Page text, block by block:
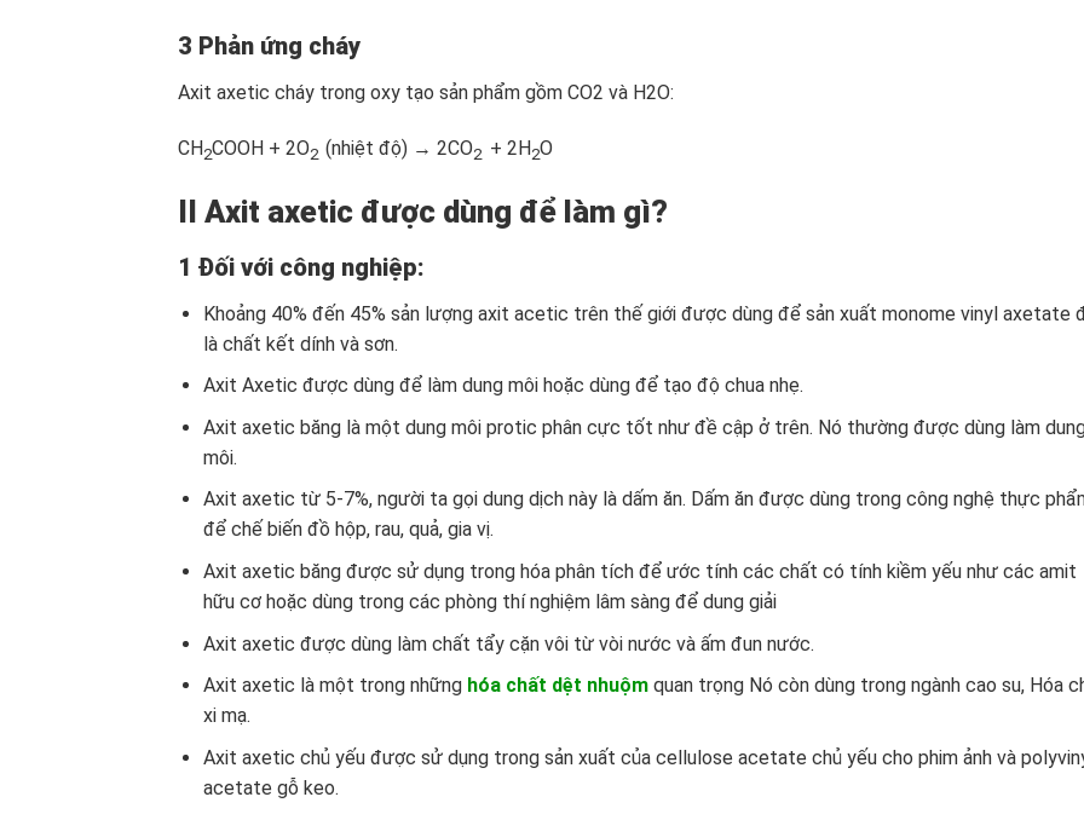
3 Phản ứng cháy
Axit axetic cháy trong oxy tạo sản phẩm gồm CO2 và H2O:
CH2COOH + 2O2 (nhiệt độ) → 2CO2 + 2H2O
II Axit axetic được dùng để làm gì?
1 Đối với công nghiệp:
Khoảng 40% đến 45% sản lượng axit acetic trên thế giới được dùng để sản xuất monome vinyl axetate
là chất kết dính và sơn.
Axit Axetic được dùng để làm dung môi hoặc dùng để tạo độ chua nhẹ.
Axit axetic băng là một dung môi protic phân cực tốt như đề cập ở trên. Nó thường được dùng làm
môi.
Axit axetic từ 5-7%, người ta gọi dung dịch này là dấm ăn. Dấm ăn được dùng trong công nghệ thực
để chế biến đồ hộp, rau, quả, gia vị.
Axit axetic băng được sử dụng trong hóa phân tích để ước tính các chất có tính kiềm yếu như các amit
hữu cơ hoặc dùng trong các phòng thí nghiệm lâm sàng để dung giải
Axit axetic được dùng làm chất tẩy cặn vôi từ vòi nước và ấm đun nước.
Axit axetic là một trong những hóa chất dệt nhuộmquan trọng Nó còn dùng trong ngành cao su, Hóa
xi mạ.
Axit axetic chủ yếu được sử dụng trong sản xuất của cellulose acetate chủ yếu cho phim ảnh và
acetate gỗ keo.